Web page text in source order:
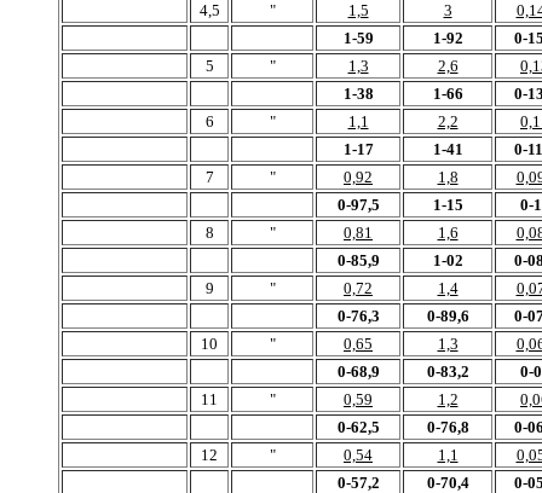
4,5
" 1,5 3
1-59
1-92
0-
5
" 1,3 2,6
1-38
1-66
0-
6
" 1,1 2,2
1-17
1-41
0-
7
" 0,92 1,8
0-97,5
1-15
0-
8
" 0,81 1,6
0-85,9
1-02
0-
9
" 0,72 1,4
0-76,3
0-89,6
0-
10
" 0,65 1,3
0-68,9
0-83,2
0-
11
" 0,59 1,2
0-62,5
0-76,8
0-
12
" 0,54 1,1
0-57,2
0-70,4
0-